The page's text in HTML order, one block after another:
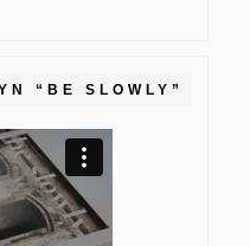
“BE SLOWLY”